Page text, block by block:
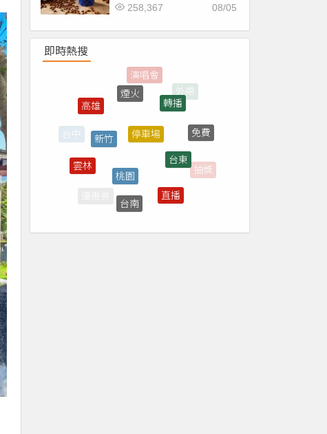
惠！價格/菜單一起看
08/05
258,367
即時熱搜
轉播
買一送一
屏東
雲林
新竹
停車場
台東
直播
桃園